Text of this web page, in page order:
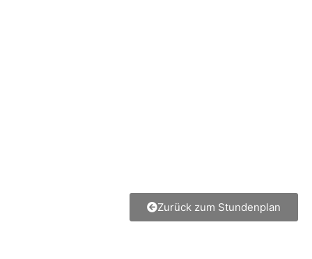
Zurück zum Stundenplan